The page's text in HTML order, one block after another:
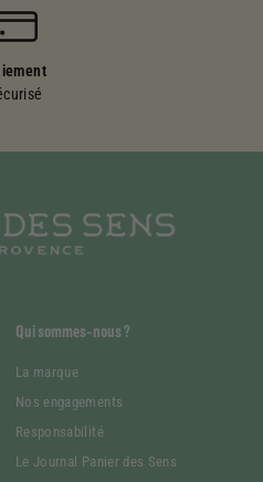
Qui sommes-nous ?
La marque
Nos engagements
Responsabilité
Le Journal Panier des Sens